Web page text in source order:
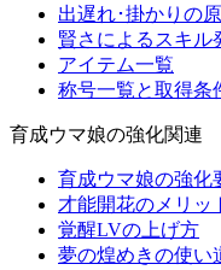
出遅れ･掛かりの
賢さによるスキル
アイテム一覧
称号一覧と取得条
育成ウマ娘の強化関連
育成ウマ娘の強化
才能開花のメリッ
覚醒LVの上げ方
夢の煌めきの使い